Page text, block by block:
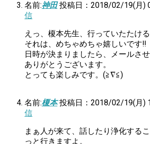
名前:神田 投稿日：2018/02/19(月)
信
えっ、榎本先生、行っていたたけ
それは、めちゃめちゃ嬉しいです‼
日時が決まりましたら、メールさ
ありがとうございます。
とっても楽しみです。(≧∇≦)
名前:榎本 投稿日：2018/02/19(月)
信
まぁ人が来て、話したり浄化する
っと行きますよ。